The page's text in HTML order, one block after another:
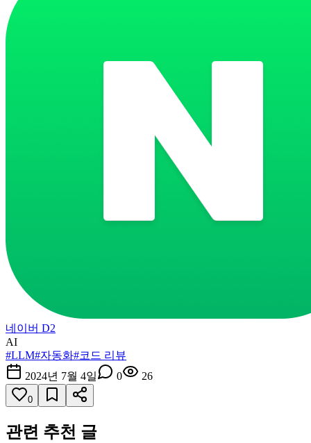
네이버 D2
AI
#LLM#자동화#코드 리뷰
2024년 7월 4일
0 26
0
관련 추천 글